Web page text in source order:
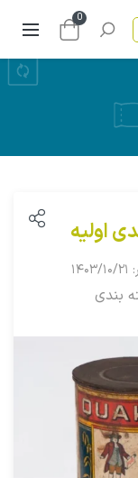
0
اولیه
بندی